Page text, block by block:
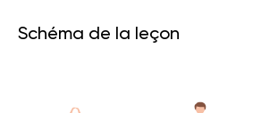
Schéma de la leçon